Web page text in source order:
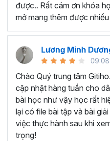
EXG02 - Thủ thuật Excel
để kết nối cho Gitiho qua
tư vấn chi tiết nhé.
Nội dung bài
học thủ thuật
Gitiho?
Khóa học Thủ thuật Excel
phòng hàng tuần, bạn có
dung mới nhất về tin học
được.. Rất cám ơn khóa
mở mang thêm được
Lương Minh
Chào Quý trung tâm
cập nhật hàng tuần cho
bài học như vậy học rất
lại có file bài tập và bài
việc thực hành sau khi
trọng!